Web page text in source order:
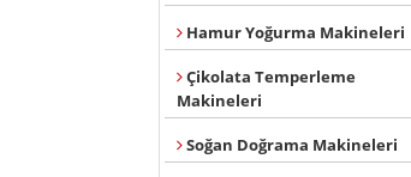
Hamur Yoğurma Makineleri
Çikolata Temperleme
Makineleri
Soğan Doğrama Makineleri